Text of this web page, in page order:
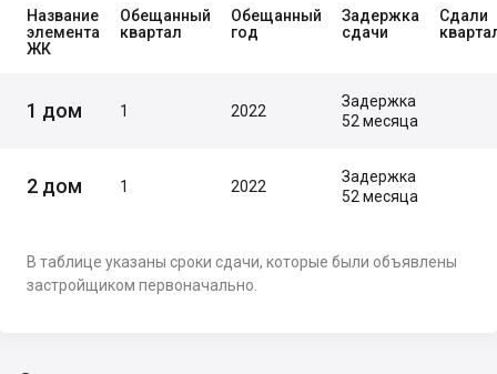
Название
элемента
ЖК
Обещанный
квартал
Обещанный
год
Задержка
сдачи
Сдали
1 дом 1 2022
Задержка
52 месяца
2 дом 1 2022
Задержка
52 месяца
В таблице указаны сроки сдачи, которые были объявлены
застройщиком первоначально.